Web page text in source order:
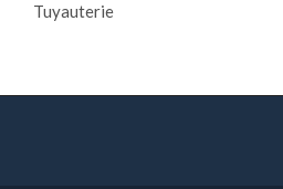
Tuyauterie